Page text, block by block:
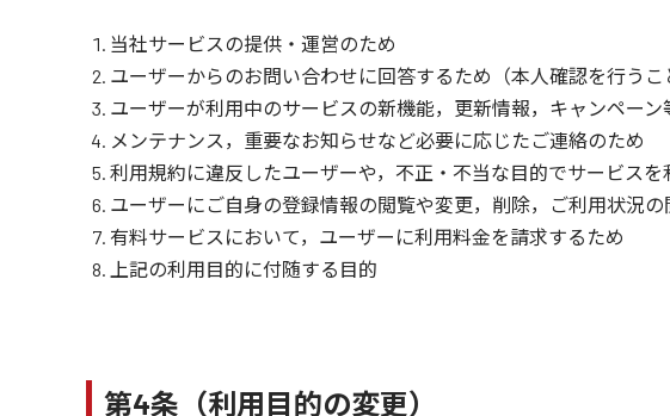
当社サービスの提供・運営のため
ユーザーからのお問い合わせに回答するため（本人確認を行うこ
ユーザーが利用中のサービスの新機能，更新情報，キャンペー
メンテナンス，重要なお知らせなど必要に応じたご連絡のため
利用規約に違反したユーザーや，不正・不当な目的でサービス
ユーザーにご自身の登録情報の閲覧や変更，削除，ご利用状況
有料サービスにおいて，ユーザーに利用料金を請求するため
上記の利用目的に付随する目的
第4条（利用目的の変更）